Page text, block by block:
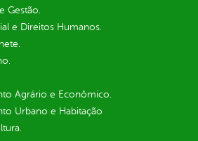
Gestão.
e Direitos Humanos.
Agrário e Econômico.
Urbano e Habitação